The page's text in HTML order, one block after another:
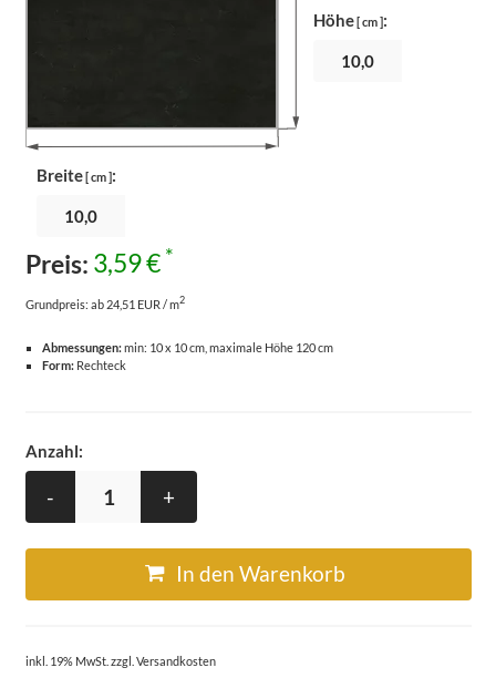
Breite[ cm ]:
Höhe[ cm ]:
Preis: 3,59 € *
Grundpreis: ab 24,51 EUR / m2
Abmessungen:min: 10 x 10 cm, maximale Höhe 120 cm
Form:Rechteck
Anzahl:
- +
In den Warenkorb
inkl. 19% MwSt. zzgl. Versandkosten